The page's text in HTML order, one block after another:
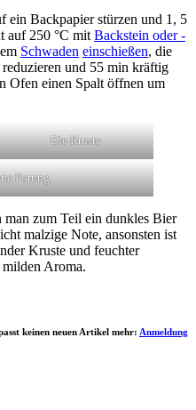
ein Backpapier stürzen und 1, 5
auf 250 °C mit Backstein oder -
Schwaden einschießen, die
und 55 min kräftig
Ofen einen Spalt öffnen um
Die Kruste
Porung
man zum Teil ein dunkles Bier
malzige Note, ansonsten ist
Kruste und feuchter
Aroma.
keinen neuen Artikel mehr: Anmeldung